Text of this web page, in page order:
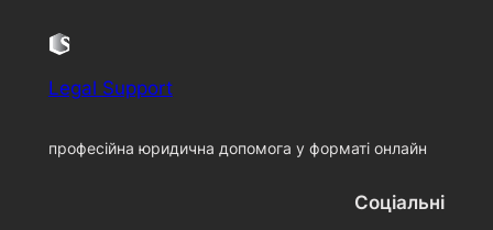
Legal Support
професійна юридична допомога у форматі онлайн
Соціальні